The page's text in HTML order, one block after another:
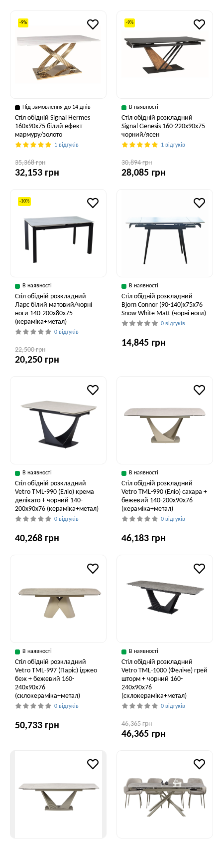
-9%
Під замовлення до 14 днів
Стіл обідній Signal Hermes
160x90x75 білий ефект
мармуру/золото
1 відгуків
35,368 грн
32,153 грн
-9%
В наявності
Стіл обідній розкладний
Signal Genesis 160-220x90x75
чорний/ясен
1 відгуків
30,894 грн
28,085 грн
-10%
В наявності
Стіл обідній розкладний
Ларс білий матовий/чорні
ноги 140-200x80x75
(кераміка+метал)
0 відгуків
22,500 грн
20,250 грн
В наявності
Стіл обідній розкладний
Bjorn Connor (90-140)х75х76
Snow White Matt (чорні ноги)
0 відгуків
14,845 грн
В наявності
Стіл обідній розкладний
Vetro TML-990 (Еліо) крема
делікато + чорний 140-
200x90x76 (кераміка+метал)
0 відгуків
40,268 грн
В наявності
Стіл обідній розкладний
Vetro ТМL-990 (Еліо) сахара +
бежевий 140-200x90x76
(кераміка+метал)
0 відгуків
46,183 грн
В наявності
Стіл обідній розкладний
Vetro ТМL-997 (Паріс) іджео
беж + бежевий 160-
240x90x76
(склокераміка+метал)
0 відгуків
50,733 грн
В наявності
Стіл обідній розкладний
Vetro ТМL-1000 (Феліче) грей
шторм + чорний 160-
240x90x76
(склокераміка+метал)
0 відгуків
46,365 грн
46,365 грн